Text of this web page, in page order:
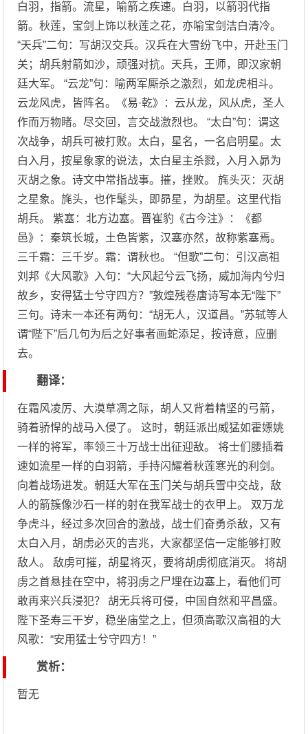
白羽，指箭。流星，喻箭之疾速。白羽，以箭羽代指
箭。秋莲，宝剑上饰以秋莲之花，亦喻宝剑洁白清冷。
“天兵”二句：写胡汉交兵。汉兵在大雪纷飞中，开赴玉门
关；胡兵射箭如沙，顽强对抗。天兵，王师，即汉家朝
廷大军。 “云龙”句：喻两军厮杀之激烈，如龙虎相斗。
云龙风虎，皆阵名。《易·乾》：云从龙，风从虎，圣人
作而万物睹。尽交回，言交战激烈也。 “太白”句：谓这
次战争，胡兵可被打败。太白，星名，一名启明星。太
白入月，按星象家的说法，太白星主杀戮，入月入昴为
灭胡之象。诗文中常指战事。摧，挫败。 旄头灭：灭胡
之星象。旄头，也作髦头，即昴星，为胡星。这里代指
胡兵。 紫塞：北方边塞。晋崔豹《古今注》：《都
邑》：秦筑长城，土色皆紫，汉塞亦然，故称紫塞焉。
三千霜：三千岁。霜：谓秋也。 “但歌”二句：引汉高祖
刘邦《大风歌》入句：“大风起兮云飞扬，威加海内兮归
故乡，安得猛士兮守四方？”敦煌残卷唐诗写本无“陛下”
三句。诗末一本还有两句：“胡无人，汉道昌。”苏轼等人
谓“陛下”后几句为后之好事者画蛇添足，按诗意，应删
去。
翻译：
在霜风凌厉、大漠草凋之际，胡人又背着精坚的弓箭，
骑着骄悍的战马入侵了。 这时，朝廷派出威猛如霍嫖姚
一样的将军，率领三十万战士出征迎敌。 将士们腰插着
速如流星一样的白羽箭，手持闪耀着秋莲寒光的利剑。
向着战场进发。朝廷大军在玉门关与胡兵雪中交战，敌
人的箭簇像沙石一样的射在我军战士的衣甲上。 双万龙
争虎斗，经过多次回合的激战，战士们奋勇杀敌，又有
太白入月，胡虏必灭的吉兆，大家都坚信一定能够打败
敌人。 敌虏可摧，胡星将灭，要将胡虏彻底消灭。 将胡
虏之首悬挂在空中，将羽虏之尸埋在边塞上，看他们可
敢再来兴兵浸犯？ 胡无兵将可侵，中国自然和平昌盛。
陛下圣寿三干岁，稳坐庙堂之上，但须高歌汉高祖的大
风歌：“安用猛士兮守四方！”
赏析：
暂无